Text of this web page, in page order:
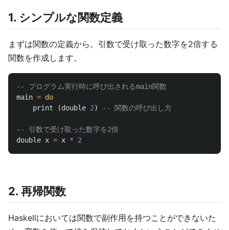
1. シンプルな関数定義
まずは関数の定義から。引数で受け取った数字を2倍する
関数を作成します。
-- プログラム実行時に呼び出されるmain関数
main = do
print
(double 2) -- 関数の呼び出し方
-- 引数で受け取った数字を2倍
double x = x * 2
2. 再帰関数
Haskellにおいては関数で副作用を持つことができないた